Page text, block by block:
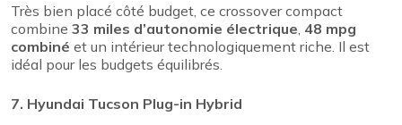
Très bien placé côté budget, ce crossover compact
combine 33 miles d’autonomie électrique 48 mpg
combiné et un intérieur technologiquement riche. Il est
idéal pour les budgets équilibrés.
7. Hyundai Tucson Plug-in Hybrid